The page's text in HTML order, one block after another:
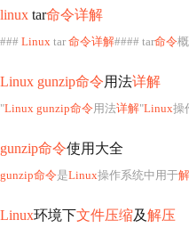
linux tar命令详解
### Linux tar 命令详解#### tar命令
Linux gunzip命令用法详解
"Linux gunzip命令用法详解"Linux操
gunzip命令使用大全
gunzip命令是Linux操作系统中用于
Linux环境下文件压缩及解压